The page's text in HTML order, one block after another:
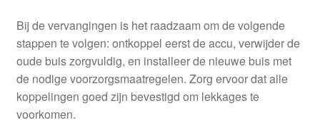
Bij de vervangingen is het raadzaam om de volgende
stappen te volgen: ontkoppel eerst de accu, verwijder de
oude buis zorgvuldig, en installeer de nieuwe buis met
de nodige voorzorgsmaatregelen. Zorg ervoor dat alle
koppelingen goed zijn bevestigd om lekkages te
voorkomen.